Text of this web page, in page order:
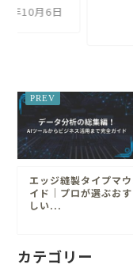
年10月6日
エッジ縫製タイプマ
イド｜プロが選ぶお
しい...
カテゴリー